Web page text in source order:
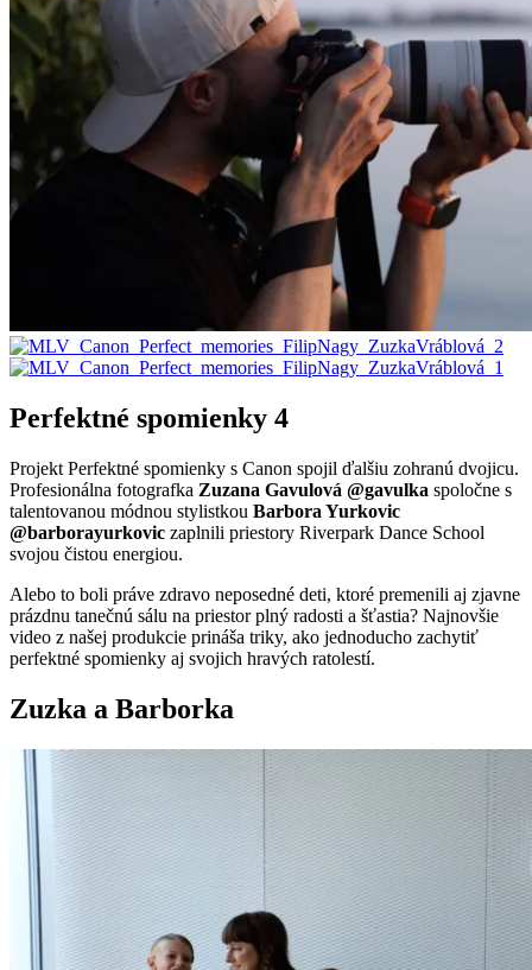
Perfektné spomienky 4
Projekt Perfektné spomienky s Canon spojil ďalšiu zohranú dvojicu.
Profesionálna fotografka Zuzana Gavulová @gavulka spoločne s
talentovanou módnou stylistkou Barbora Yurkovic
@barborayurkovic zaplnili priestory Riverpark Dance School
svojou čistou energiou.
Alebo to boli práve zdravo neposedné deti, ktoré premenili aj zjavne
prázdnu tanečnú sálu na priestor plný radosti a šťastia? Najnovšie
video z našej produkcie prináša triky, ako jednoducho zachytiť
perfektné spomienky aj svojich hravých ratolestí.
Zuzka a Barborka